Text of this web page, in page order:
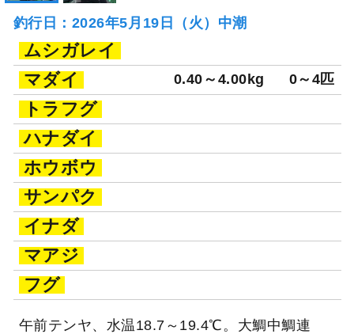
釣行日：2026年5月19日（火）中潮
ムシガレイ
マダイ
0.40～4.00kg 0～4匹
トラフグ
ハナダイ
ホウボウ
サンパク
イナダ
マアジ
フグ
午前テンヤ、水温18.7～19.4℃。大鯛中鯛連